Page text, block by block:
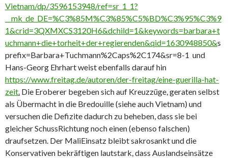
Vietnam/dp/3596153948/ref=sr_1_1?
__mk_de_DE=%C3%85M%C3%85%C5%BD%C3%95%C3%9
1&crid=3QXMXCS3120H6&dchild=1&keywords=barbara+t
uchmann+die+torheit+der+regierenden&qid=1630948850&s
prefix=Barbara+Tuchmann%2Caps%2C174&sr=8-1 und
Hans-Georg Ehrhart weist ebenfalls darauf hin
https://www.freitag.de/autoren/der-freitag/eine-guerilla-hat-
zeit. Die Eroberer begeben sich auf Kreuzzüge, geraten selbst
als Übermacht in die Bredouille (siehe auch Vietnam) und
versuchen die Defizite dadurch zu beheben, dass sie bei
gleicher SchussRichtung noch einen (ebenso falschen)
draufsetzen. Der MaliEinsatz bleibt sakrosankt und die
Konservativen bekräftigen lautstark, dass Auslandseinsätze